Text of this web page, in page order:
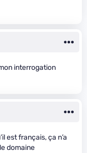
interrogation
est français, ça n’a
domaine